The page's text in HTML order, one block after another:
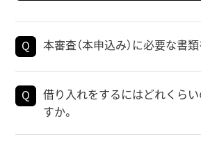
本審査（本申込み）に必要な書
借り入れをするにはどれくら
すか。